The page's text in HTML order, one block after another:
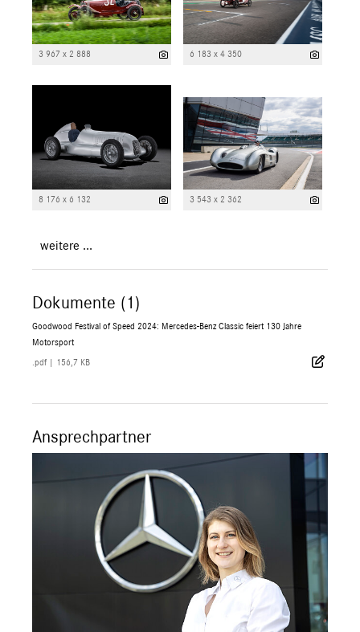
3 967 x 2 888 6 183 x 4 350
8 176 x 6 132 3 543 x 2 362
weitere ...
Dokumente (1)
Goodwood Festival of Speed 2024: Mercedes-Benz Classic feiert 130 Jahre
Motorsport
.pdf 156,7 KB
Ansprechpartner